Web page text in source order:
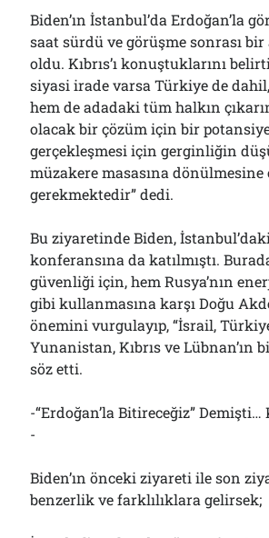
Biden’ın İstanbul’da Erdoğan’la
saat sürdü ve görüşme sonrası bir
oldu. Kıbrıs’ı konuştuklarını
siyasi irade varsa Türkiye de
hem de adadaki tüm halkın
olacak bir çözüm için bir
gerçekleşmesi için gerginliğin
müzakere masasına
gerekmektedir” dedi.
Bu ziyaretinde Biden,
konferansına da katılmıştı.
güvenliği için, hem Rusya’nın
gibi kullanmasına karşı Doğu
önemini vurgulayıp, “İsrail,
Yunanistan, Kıbrıs ve Lübnan’ın
söz etti.
-“Erdoğan’la Bitireceğiz”
-
Biden’ın önceki ziyareti ile son
benzerlik ve farklılıklara gelirsek;